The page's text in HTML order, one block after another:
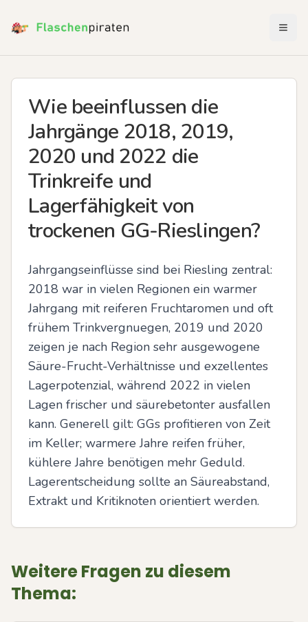
Wie beeinflussen die
Jahrgänge 2018, 2019,
2020 und 2022 die
Trinkreife und
Lagerfähigkeit von
trockenen GG-Rieslingen?
Jahrgangseinflüsse sind bei Riesling zentral:
2018 war in vielen Regionen ein warmer
Jahrgang mit reiferen Fruchtaromen und oft
frühem Trinkvergnuegen, 2019 und 2020
zeigen je nach Region sehr ausgewogene
Säure-Frucht-Verhältnisse und exzellentes
Lagerpotenzial, während 2022 in vielen
Lagen frischer und säurebetonter ausfallen
kann. Generell gilt: GGs profitieren von Zeit
im Keller; warmere Jahre reifen früher,
kühlere Jahre benötigen mehr Geduld.
Lagerentscheidung sollte an Säureabstand,
Extrakt und Kritiknoten orientiert werden.
Weitere Fragen zu diesem
Thema: